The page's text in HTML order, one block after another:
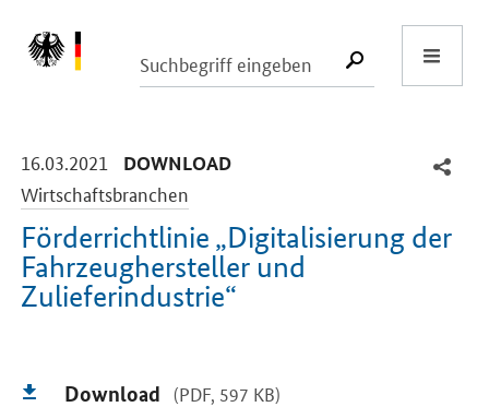
SUCHE
16.03.2021 -
DOWNLOAD
Wirtschaftsbranchen
Förderrichtlinie „Digitalisierung der
Fahrzeughersteller und
Zulieferindustrie“
Download (PDF, 597 KB)